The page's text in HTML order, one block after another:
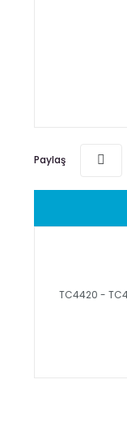
Paylaş
TC4420 -